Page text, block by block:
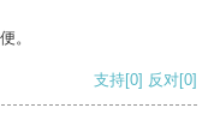
。
支持[0] 反对[0]